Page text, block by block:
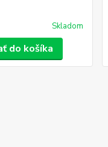
Skladom
do košíka